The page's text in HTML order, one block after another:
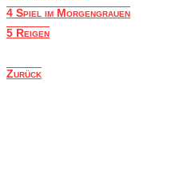
4 Spiel im Morgengrauen
5 Reigen
Zurück